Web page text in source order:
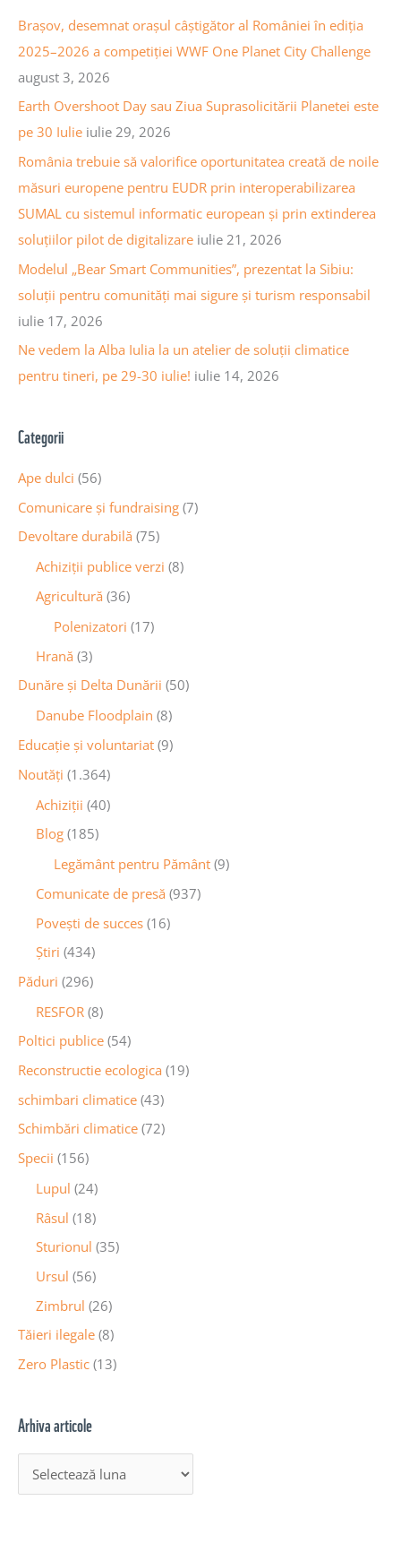
c
h
f
o
r
Brașov, desemnat orașul câștigător al României în ediția
2025–2026 a competiției WWF One Planet City Challenge
august 3, 2026
Earth Overshoot Day sau Ziua Suprasolicitării Planetei este
pe 30 Iulie iulie 29, 2026
România trebuie să valorifice oportunitatea creată de noile
măsuri europene pentru EUDR prin interoperabilizarea
SUMAL cu sistemul informatic european și prin extinderea
soluțiilor pilot de digitalizare iulie 21, 2026
Modelul „Bear Smart Communities”, prezentat la Sibiu:
soluții pentru comunități mai sigure și turism responsabil
iulie 17, 2026
Ne vedem la Alba Iulia la un atelier de soluții climatice
pentru tineri, pe 29-30 iulie! iulie 14, 2026
Categorii
Ape dulci (56)
Comunicare și fundraising (7)
Devoltare durabilă (75)
Achiziții publice verzi (8)
Agricultură (36)
Polenizatori (17)
Hrană (3)
Dunăre și Delta Dunării (50)
Danube Floodplain (8)
Educaţie și voluntariat (9)
Noutăţi (1.364)
Achiziţii (40)
Blog (185)
Legământ pentru Pământ (9)
Comunicate de presă (937)
Povești de succes (16)
Știri (434)
Păduri (296)
RESFOR (8)
Poltici publice (54)
Reconstructie ecologica (19)
schimbari climatice (43)
Schimbări climatice (72)
Specii (156)
Lupul (24)
Râsul (18)
Sturionul (35)
Ursul (56)
Zimbrul (26)
Tăieri ilegale (8)
Zero Plastic (13)
Arhiva articole
a
a
r
t
i
c
o
l
e